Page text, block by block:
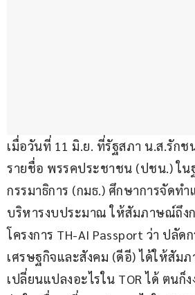
เมื่อวันที่ 11 มิ.ย. ที่รัฐสภา น.ส.รัก
รายชื่อ พรรคประชาชน (ปชน.) ใ
กรรมาธิการ (กมธ.) ศึกษาการจัดท
บริหารงบประมาณ ให้สัมภาษณ์ถึง
โครงการ TH-AI Passport ว่า ปลั
เศรษฐกิจและสังคม (ดีอี) ได้ให้สัม
เปลี่ยนแปลงอะไรใน TOR ได้ ตน